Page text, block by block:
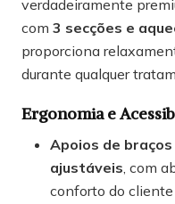
verdadeiramente
com 3 secções e
proporciona
durante qualquer
Ergonomia e
Apoios de
ajustáveis, com
conforto do cliente